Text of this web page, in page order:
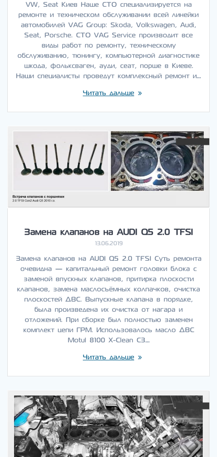
VW, Seat Киев Наше СТО специализируется на
ремонте и техническом обслуживании всей линейки
автомобилей VAG Group: Skoda, Volkswagen, Audi,
Seat, Porsche. СТО VAG Service производит все
виды работ по ремонту, техническому
обслуживанию, тюнингу, компьютерной диагностике
шкода, фольксваген, ауди, сеат, порше в Киеве.
Наши специалисты проведут комплексный ремонт и…
Читать дальше
Замена клапанов на AUDI Q5 2.0 TFSI
13.06.2019
Замена клапанов на AUDI Q5 2.0 TFSI Суть ремонта
очевидна — капитальный ремонт головки блока с
заменой впускных клапанов, притирка плоскости
клапанов, замена маслосъёмных колпачков, очистка
плоскостей ДВС. Выпускные клапана в порядке,
была произведена их очистка от нагара и
отложений. При сборке был полностью заменен
комплект цепи ГРМ. Использовалось масло ДВС
Motul 8100 X-Clean C3…
Читать дальше